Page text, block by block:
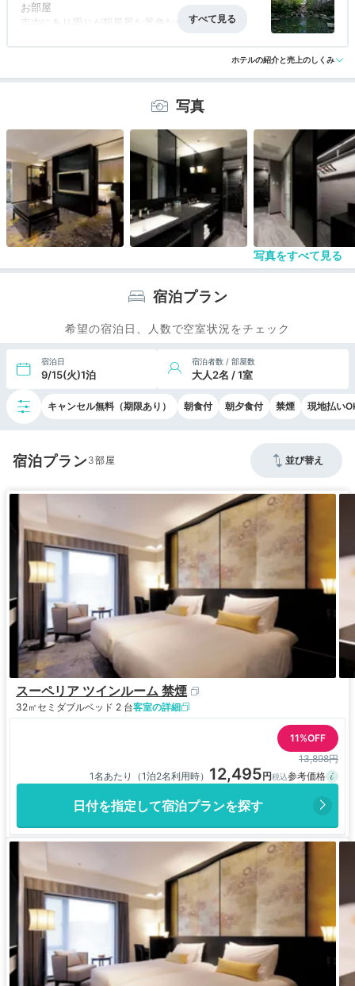
お部屋
市内にあり周りが殺風景な景色なのでガーデン側の
近江町市場や兼六園が全て徒歩圏内なのは観光客に
とってはありがたい。クラブルームは東京などの五
つ星クラスのそれと比較すると内容や豪華さは劣る
印象。朝食が噂通り素晴らしいので特別クラブルー
ムにしなくても朝食付きにすれば満足度はそれほど
変わらないと思う。
スイート・クラブルーム宿泊者の特典はバレーパー
キングやバスアメニティがブルガリになるぐらいか
と‥。
館内やお部屋は金沢らしい美しさを演出しており、
これはこれで印象的です。
特別な期待感を持って訪れると期待外れになっちゃ
アクセス 5.0 コスパ 3.5 客室 3.0 接客対応 3.5 風呂 3.0
ホテルの紹介と売上のしくみ
写真
写真をすべて見る
宿泊プラン
希望の宿泊日、人数で空室状況をチェック
宿泊日
9/15(火)1泊
宿泊者数 / 部屋数
大人2名 / 1室
キャンセル無料（期限あり） 朝食付 朝夕食付 禁煙 現地払い
宿泊プラン3 並び替え
スーペリア ツインルーム 禁煙
32㎡セミダブルベッド 2 台客室の詳細
11%OFF
13,898円
1名あたり（1泊2名利用時） 12,495
日付を指定して宿泊プランを探す